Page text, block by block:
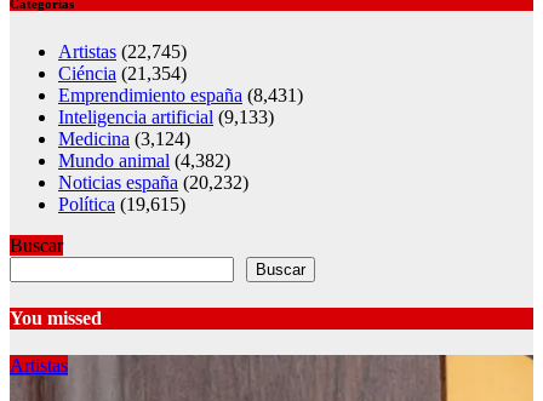
Categorías
Artistas (22,745)
Ciéncia (21,354)
Emprendimiento españa (8,431)
Inteligencia artificial (9,133)
Medicina (3,124)
Mundo animal (4,382)
Noticias españa (20,232)
Política (19,615)
Buscar
Buscar
You missed
Artistas